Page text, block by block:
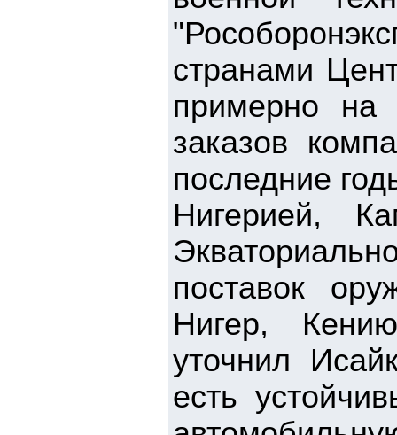
странами
примерно
заказов
последние
Нигерией,
поставок
Нигер,
уточнил
есть